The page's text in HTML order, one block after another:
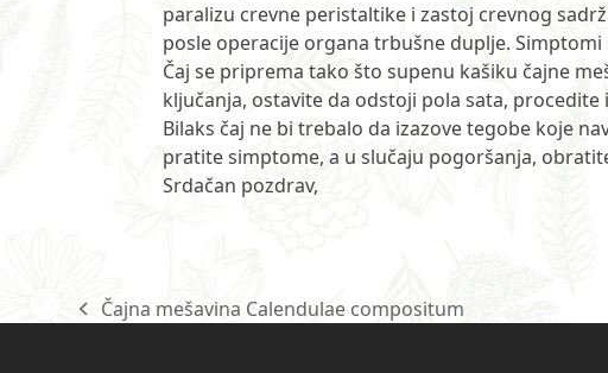
paralizu crevne peristaltike i zastoj crevnog
posle operacije organa trbušne duplje.
Čaj se priprema tako što supenu kašiku čajne
ključanja, ostavite da odstoji pola sata,
Bilaks čaj ne bi trebalo da izazove tegobe koje
pratite simptome, a u slučaju pogoršanja,
Srdačan pozdrav,
previous
Čajna mešavina Calendulae compositum